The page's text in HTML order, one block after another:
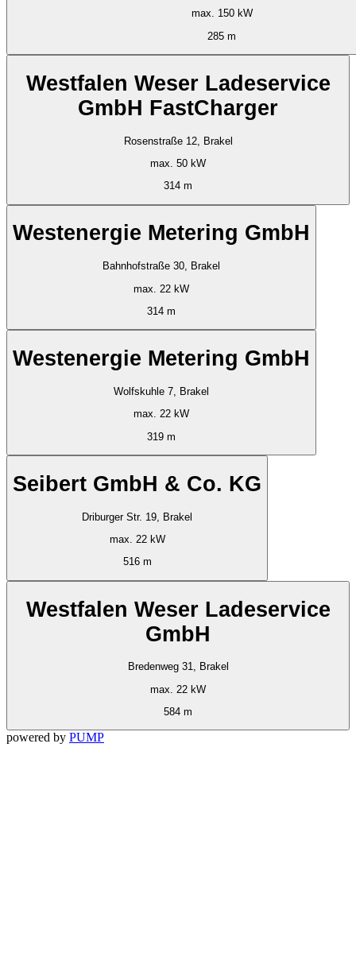
max. 150 kW
285 m
Westfalen Weser Ladeservice
GmbH FastCharger
Rosenstraße 12, Brakel
max. 50 kW
314 m
Westenergie Metering GmbH
Bahnhofstraße 30, Brakel
max. 22 kW
314 m
Westenergie Metering GmbH
Wolfskuhle 7, Brakel
max. 22 kW
319 m
Seibert GmbH & Co. KG
Driburger Str. 19, Brakel
max. 22 kW
516 m
Westfalen Weser Ladeservice
GmbH
Bredenweg 31, Brakel
max. 22 kW
584 m
powered by PUMP